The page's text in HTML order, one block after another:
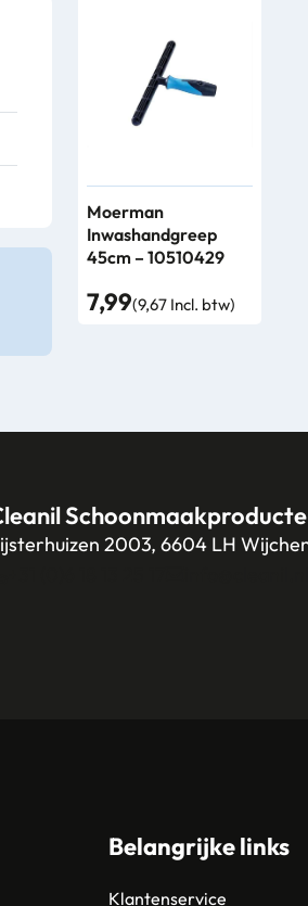
Moerman
Inwashandgreep
45cm – 10510429
7,99(9,67 Incl. btw)
2003, 6604 LH
Belangrijke links
Klantenservice